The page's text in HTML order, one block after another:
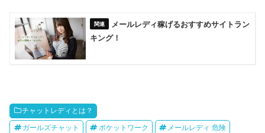
メールレディ稼げるおすすめサイトラン
キング！
チャットレディとは？
ガールズチャット ポケットワーク メールレディ 危険